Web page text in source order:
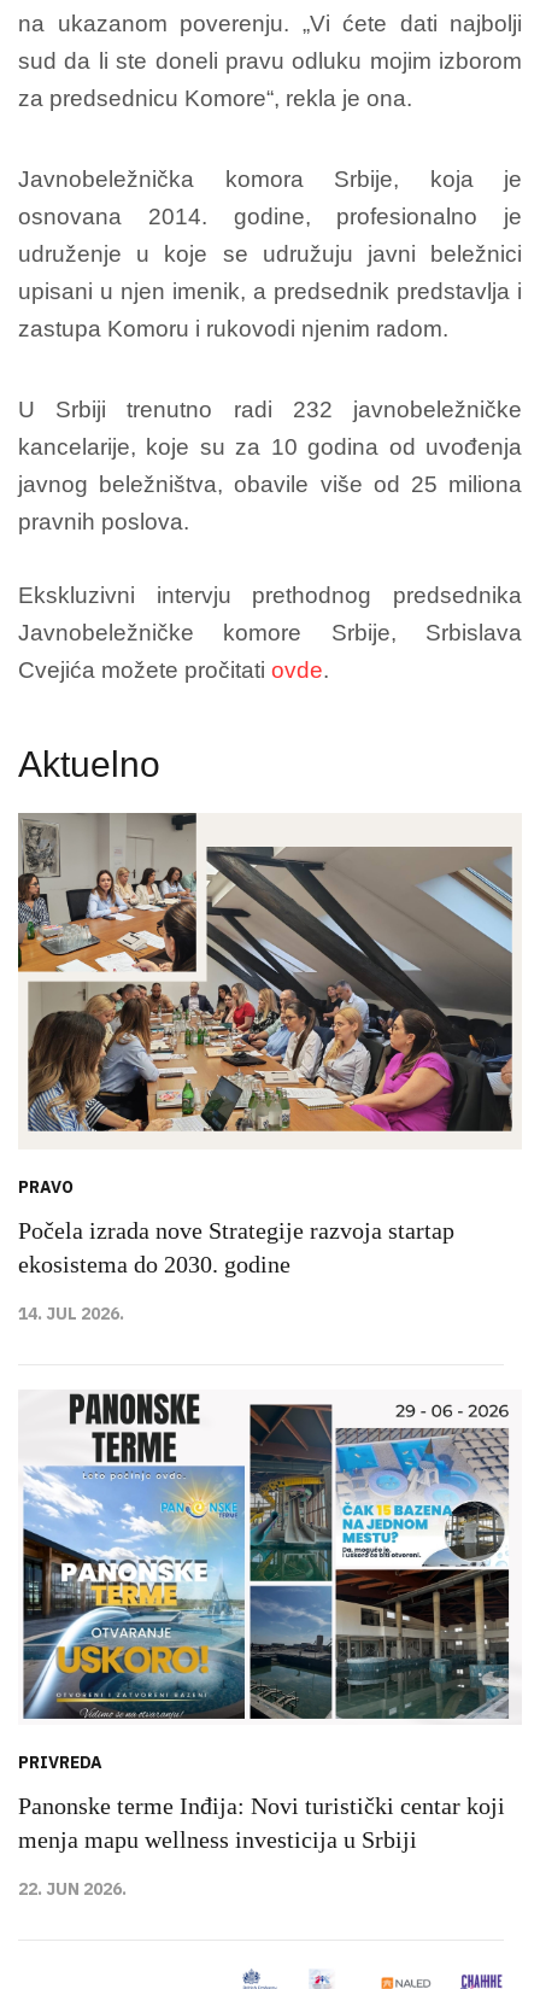
na ukazanom poverenju. „Vi ćete dati najbolji
sud da li ste doneli pravu odluku mojim izborom
za predsednicu Komore“, rekla je ona.
Javnobeležnička komora Srbije, koja je
osnovana 2014. godine, profesionalno je
udruženje u koje se udružuju javni beležnici
upisani u njen imenik, a predsednik predstavlja i
zastupa Komoru i rukovodi njenim radom.
U Srbiji trenutno radi 232 javnobeležničke
kancelarije, koje su za 10 godina od uvođenja
javnog beležništva, obavile više od 25 miliona
pravnih poslova.
Ekskluzivni intervju prethodnog predsednika
Javnobeležničke komore Srbije, Srbislava
Cvejića možete pročitati ovde.
Aktuelno
PRAVO
Počela izrada nove Strategije razvoja startap
ekosistema do 2030. godine
14. JUL 2026.
PRIVREDA
Panonske terme Inđija: Novi turistički centar koji
menja mapu wellness investicija u Srbiji
22. JUN 2026.